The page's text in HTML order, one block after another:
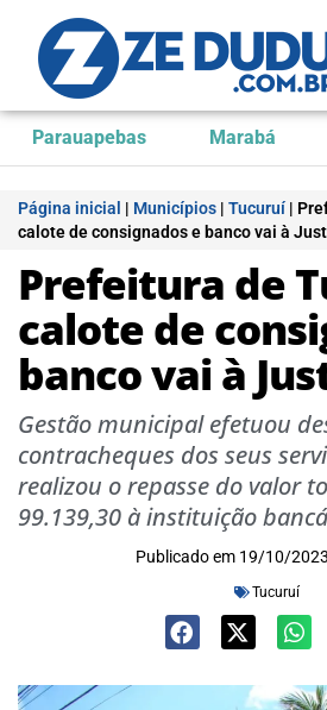
Parauapebas Marabá
Página inicial | Municípios | Tucuruí |
calote de consignados e banco vai à
Prefeitura de
calote de
banco vai à
Gestão municipal efetuou
contracheques dos seus
realizou o repasse do valor
99.139,30 à instituição
Publicado em 19/10/2023
Tucuruí